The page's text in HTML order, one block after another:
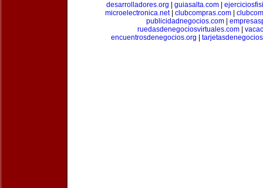
desarrolladores.org
guiasalta.com|
microelectronica.net| clubcompras.com
publicidadnegocios.com
ruedasdenegociosvirtuales.com|
encuentrosdenegocios.org